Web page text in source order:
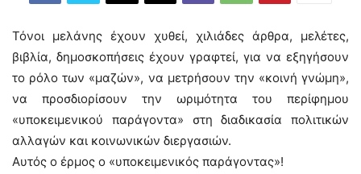
Τόνοι μελάνης έχουν χυθεί, χιλιάδες άρθρα, μελέτες,
βιβλία, δημοσκοπήσεις έχουν γραφτεί, για να εξηγήσουν
το ρόλο των «μαζών», να μετρήσουν την «κοινή γνώμη»,
να προσδιορίσουν την ωριμότητα του περίφημου
«υποκειμενικού παράγοντα» στη διαδικασία πολιτικών
αλλαγών και κοινωνικών διεργασιών.
Αυτός ο έρμος ο «υποκειμενικός παράγοντας»!